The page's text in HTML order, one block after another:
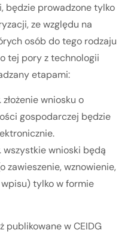
będzie prowadzone tylko
ze względu na
osób do tego rodzaju
tej pory z technologii
etapami:
wniosku o
gospodarczej będzie
wszystkie wnioski będą
zawieszenie, wznowienie,
tylko w formie
publikowane w CEIDG